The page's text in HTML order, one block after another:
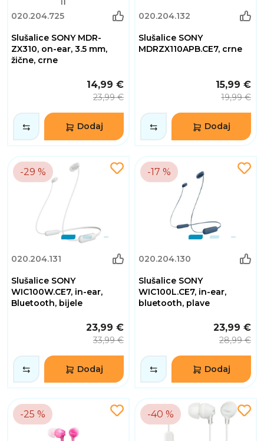
020.204.725
Slušalice SONY MDR-
ZX310, on-ear, 3.5 mm,
žične, crne
14,99 €
23,99 €
Dodaj
020.204.132
Slušalice SONY
MDRZX110APB.CE7, crne
15,99 €
19,99 €
Dodaj
-29 %
020.204.131
Slušalice SONY
WIC100W.CE7, in-ear,
Bluetooth, bijele
23,99 €
33,99 €
Dodaj
-17 %
020.204.130
Slušalice SONY
WIC100L.CE7, in-ear,
bluetooth, plave
23,99 €
28,99 €
Dodaj
-25 % -40 %